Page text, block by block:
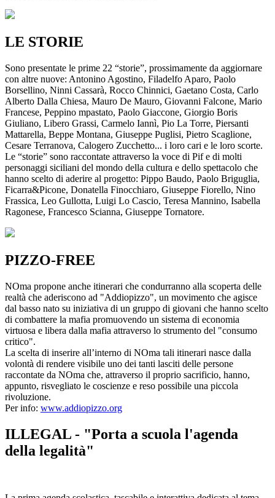
LE STORIE
Sono presentate le prime 22 “storie”, prossimamente da aggiornare
con altre nuove: Antonino Agostino, Filadelfo Aparo, Paolo
Borsellino, Ninni Cassarà, Rocco Chinnici, Gaetano Costa, Carlo
Alberto Dalla Chiesa, Mauro De Mauro, Giovanni Falcone, Mario
Francese, Peppino mpastato, Paolo Giaccone, Giorgio Boris
Giuliano, Libero Grassi, Carmelo Iannì, Pio La Torre, Piersanti
Mattarella, Beppe Montana, Giuseppe Puglisi, Pietro Scaglione,
Cesare Terranova, Calogero Zucchetto... i loro cari e le loro scorte.
Le “storie” sono raccontate attraverso la voce di Pif e di molti
personaggi siciliani del mondo della cultura e dello spettacolo che
hanno scelto di aderire al progetto: Pippo Baudo, Paolo Briguglia,
Ficarra&Picone, Donatella Finocchiaro, Giuseppe Fiorello, Nino
Frassica, Leo Gullotta, Luigi Lo Cascio, Teresa Mannino, Isabella
Ragonese, Francesco Scianna, Giuseppe Tornatore.
PIZZO-FREE
NOma propone anche itinerari che condurranno alla scoperta delle
realtà che aderiscono ad "Addiopizzo", un movimento che agisce
dal basso nato su iniziativa di un gruppo di giovani che hanno scelto
di combattere la mafia promuovendo un sistema di economia
virtuosa e libera dalla mafia attraverso lo strumento del "consumo
critico".
La scelta di inserire all’interno di NOma tali itinerari nasce dalla
volontà di rendere visibile uno dei tanti lasciti delle persone
raccontate da NOma che, attraverso il proprio sacrificio, hanno,
appunto, risvegliato le coscienze e reso possibile una piccola
rivoluzione.
Per info: www.addiopizzo.org
ILLEGAL - "Porta a scuola l'agenda
della legalità"